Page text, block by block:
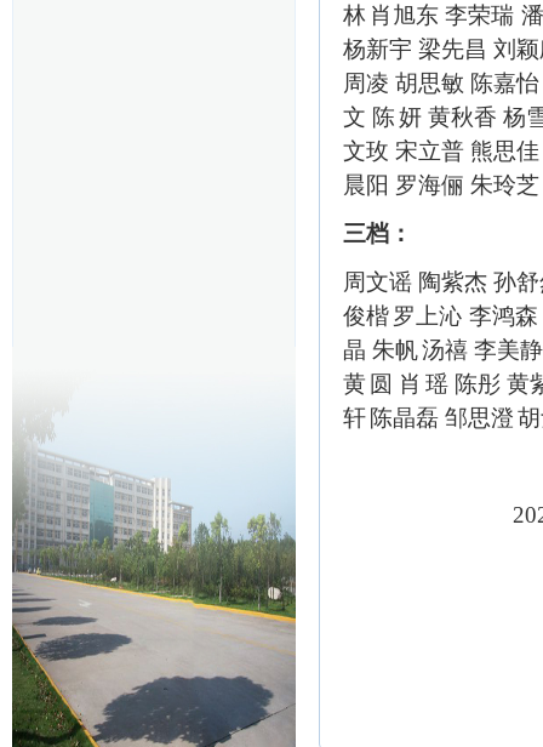
林 肖旭东 李荣瑞
杨新宇 梁先昌 刘
周凌 胡思敏 陈嘉怡
文 陈妍 黄秋香 杨
文玫 宋立普 熊思佳
晨阳 罗海俪 朱玲芝
三档：
周文谣 陶紫杰 孙
俊楷罗上沁 李鸿森
晶 朱帆汤禧 李美静
黄 圆 肖 瑶 陈彤 黄
轩 陈晶磊 邹思澄
2023年